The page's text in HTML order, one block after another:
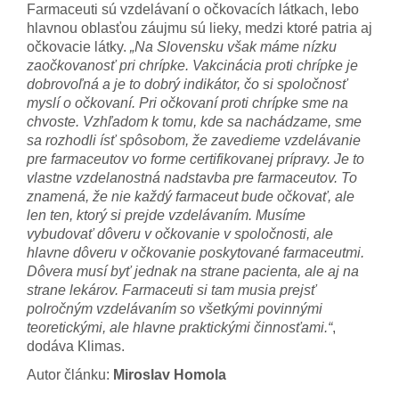
Farmaceuti sú vzdelávaní o očkovacích látkach, lebo
hlavnou oblasťou záujmu sú lieky, medzi ktoré patria aj
očkovacie látky. „Na Slovensku však máme nízku
zaočkovanosť pri chrípke. Vakcinácia proti chrípke je
dobrovoľná a je to dobrý indikátor, čo si spoločnosť
myslí o očkovaní. Pri očkovaní proti chrípke sme na
chvoste. Vzhľadom k tomu, kde sa nachádzame, sme
sa rozhodli ísť spôsobom, že zavedieme vzdelávanie
pre farmaceutov vo forme certifikovanej prípravy. Je to
vlastne vzdelanostná nadstavba pre farmaceutov. To
znamená, že nie každý farmaceut bude očkovať, ale
len ten, ktorý si prejde vzdelávaním. Musíme
vybudovať dôveru v očkovanie v spoločnosti, ale
hlavne dôveru v očkovanie poskytované farmaceutmi.
Dôvera musí byť jednak na strane pacienta, ale aj na
strane lekárov. Farmaceuti si tam musia prejsť
polročným vzdelávaním so všetkými povinnými
teoretickými, ale hlavne praktickými činnosťami.“,
dodáva Klimas.
Autor článku: Miroslav Homola